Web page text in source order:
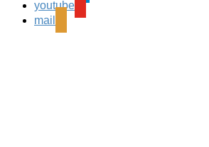
Ваш адрес email не будет опубликован.
поля помечены
youtube
mail